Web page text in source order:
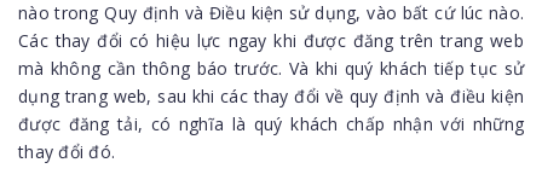
nào trong Quy định và Điều kiện sử dụng, vào bất cứ lúc nào.
Các thay đổi có hiệu lực ngay khi được đăng trên trang web
mà không cần thông báo trước. Và khi quý khách tiếp tục sử
dụng trang web, sau khi các thay đổi về quy định và điều kiện
được đăng tải, có nghĩa là quý khách chấp nhận với những
thay đổi đó.